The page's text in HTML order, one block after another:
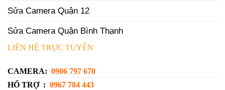
Sửa Camera Quận 12
Sửa Camera Quận Bình Thạnh
LIÊN HỆ TRỰC TUYẾN
CAMERA: 0906 797 670
HỔ TRỢ : 0967 784 443